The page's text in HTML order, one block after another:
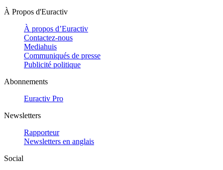
À Propos d'Euractiv
À propos d’Euractiv
Contactez-nous
Mediahuis
Communiqués de presse
Publicité politique
Abonnements
Euractiv Pro
Newsletters
Rapporteur
Newsletters en anglais
Social